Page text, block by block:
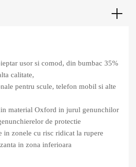
usor si comod, din bumbac 35%
calitate,
pentru scule, telefon mobil si alte
material Oxford in jurul genunchilor
de protectie
in zonele cu risc ridicat la rupere
in zona inferioara